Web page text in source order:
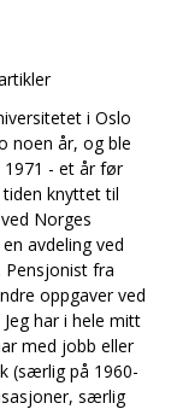
i Oslo
noen år, og ble
- et år før
knyttet til
Norges
avdeling ved
fra
oppgaver ved
har i hele mitt
med jobb eller
(særlig på 1960-
særlig